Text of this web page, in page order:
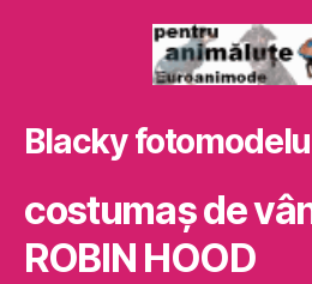
Blacky
costumaş de
ROBIN HOOD